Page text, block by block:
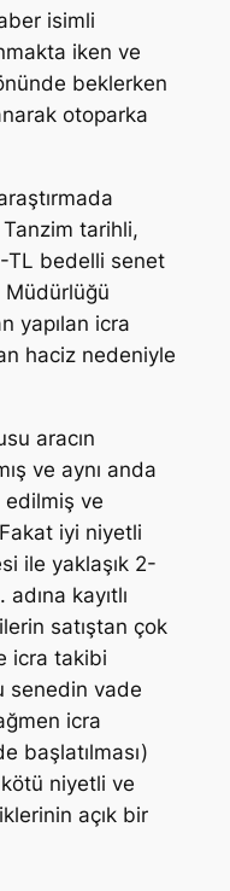
isimli
iken ve
beklerken
otoparka
tarihli,
TL bedelli senet
Müdürlüğü
yapılan icra
haciz nedeniyle
aracın
ve aynı anda
ve
iyi niyetli
ile yaklaşık 2-
adına kayıtlı
satıştan çok
icra takibi
senedin vade
icra
başlatılması)
niyetli ve
açık bir